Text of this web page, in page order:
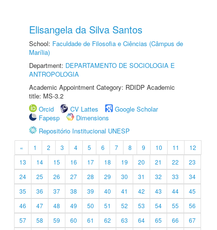
Elisangela da Silva Santos
School: Faculdade de Filosofia e Ciências (Câmpus de
Marília)
Department: DEPARTAMENTO DE SOCIOLOGIA E
ANTROPOLOGIA
Academic Appointment Category: RDIDP Academic
title: MS-3.2
Orcid
CV Lattes
Google Scholar
Fapesp
Dimensions
Repositório Institucional UNESP
« 1 2 3 4 5 6 7 8 9 10 11
12
13
14 15 16 17 18 19 20 21 22
23
24
25 26 27 28 29 30 31 32 33
34
35
36 37 38 39 40 41 42 43 44
45
46
47 48 49 50 51 52 53 54 55
56
57
58 59 60 61 62 63 64 65 66
67